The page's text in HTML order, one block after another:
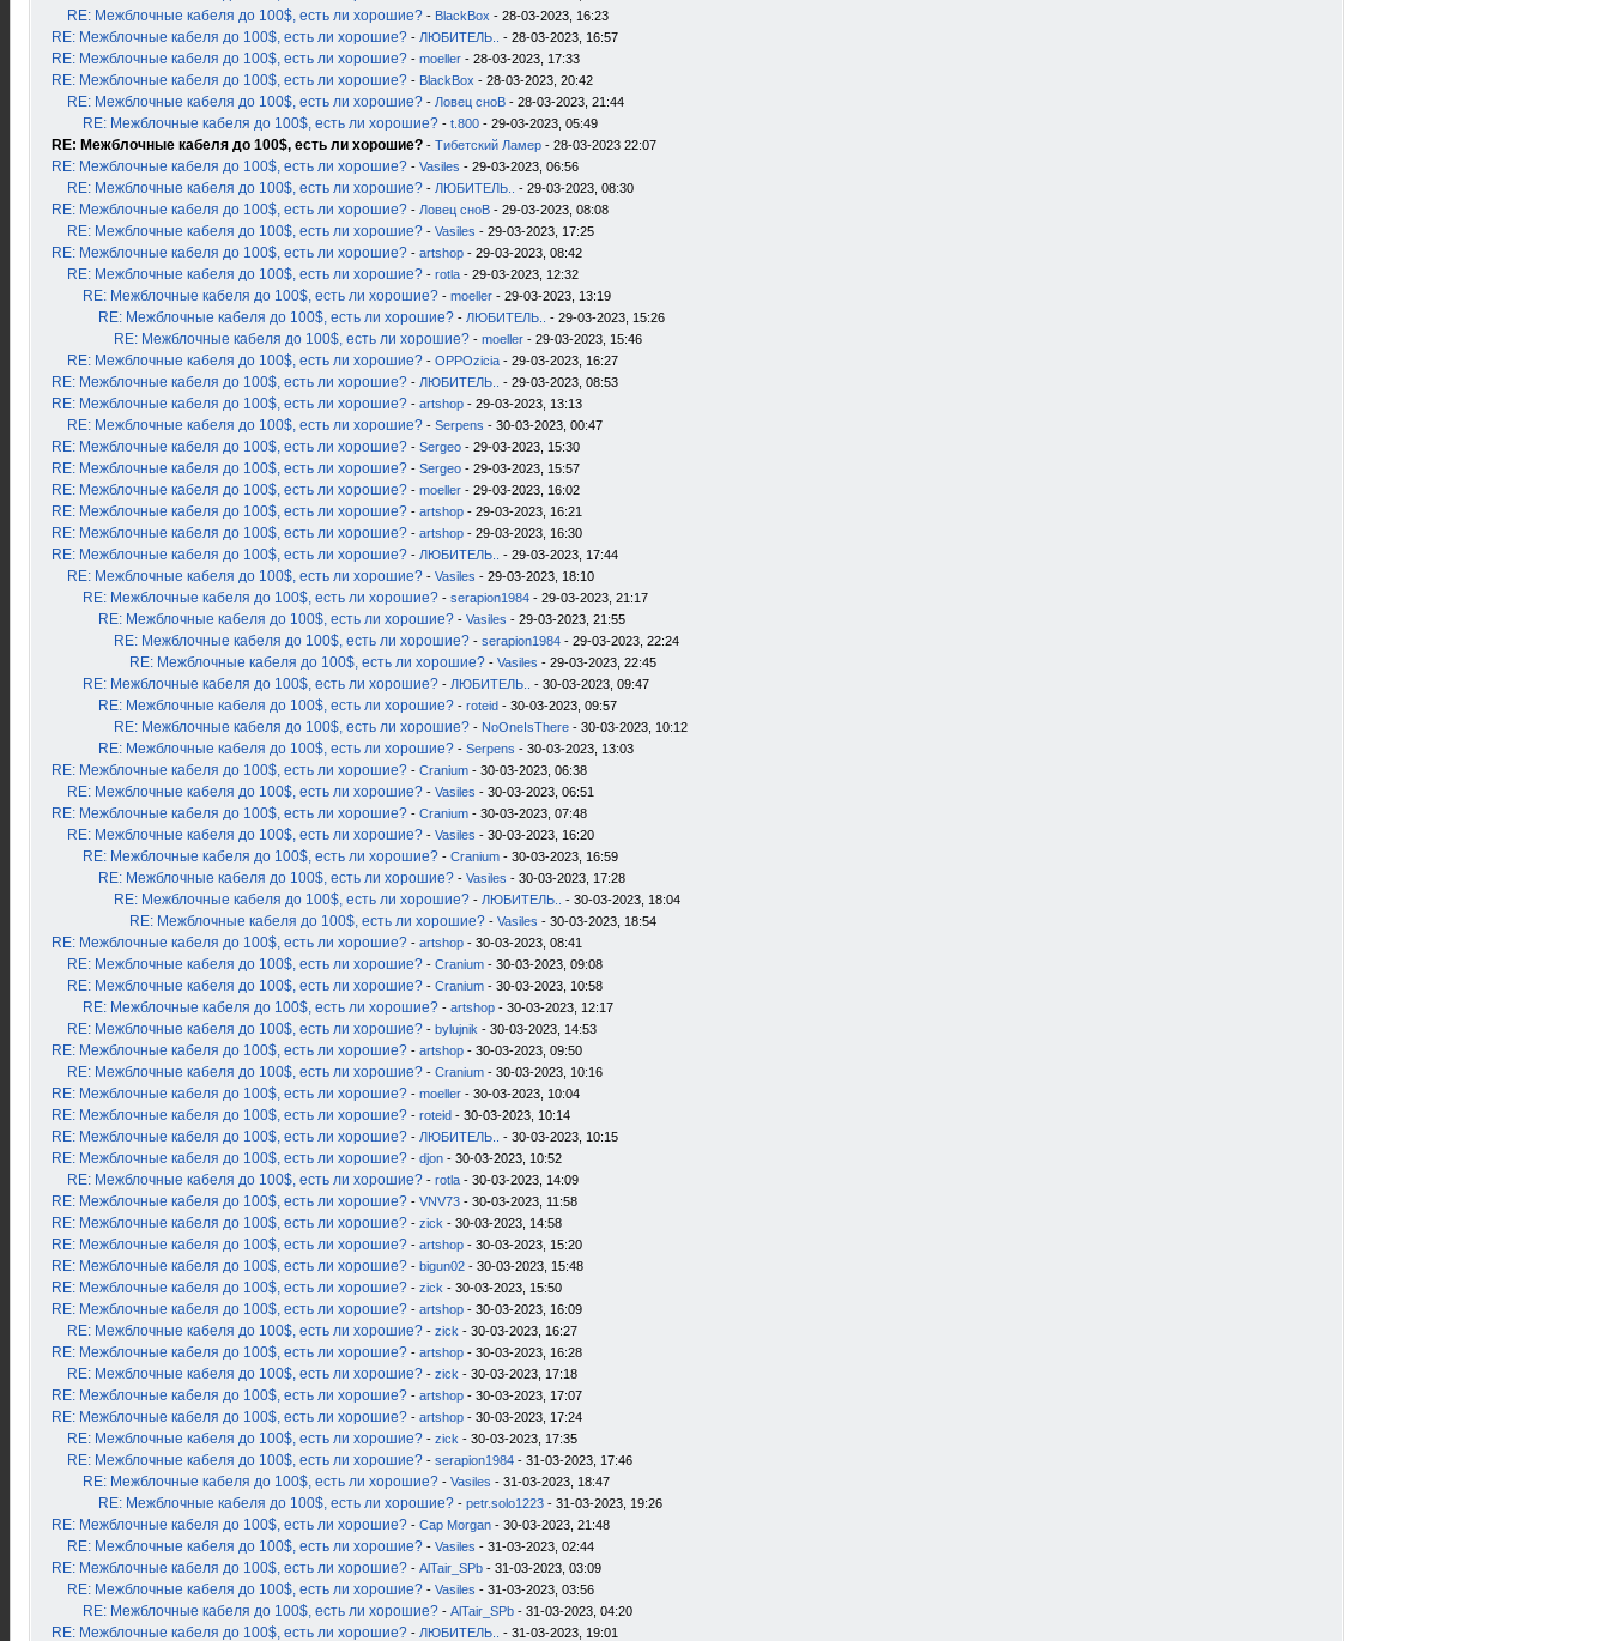
RE: Межблочные кабеля до 100$, есть ли хорошие? - BlackBox - 28-03-2023, 16:23
RE: Межблочные кабеля до 100$, есть ли хорошие? - ЛЮБИТЕЛЬ.. - 28-03-2023, 16:57
RE: Межблочные кабеля до 100$, есть ли хорошие? - moeller - 28-03-2023, 17:33
RE: Межблочные кабеля до 100$, есть ли хорошие? - BlackBox - 28-03-2023, 20:42
RE: Межблочные кабеля до 100$, есть ли хорошие? - Ловец сноВ - 28-03-2023, 21:44
RE: Межблочные кабеля до 100$, есть ли хорошие? - t.800 - 29-03-2023, 05:49
RE: Межблочные кабеля до 100$, есть ли хорошие? - Тибетский Ламер - 28-03-2023 22:07
RE: Межблочные кабеля до 100$, есть ли хорошие? - Vasiles - 29-03-2023, 06:56
RE: Межблочные кабеля до 100$, есть ли хорошие? - ЛЮБИТЕЛЬ.. - 29-03-2023, 08:30
RE: Межблочные кабеля до 100$, есть ли хорошие? - Ловец сноВ - 29-03-2023, 08:08
RE: Межблочные кабеля до 100$, есть ли хорошие? - Vasiles - 29-03-2023, 17:25
RE: Межблочные кабеля до 100$, есть ли хорошие? - artshop - 29-03-2023, 08:42
RE: Межблочные кабеля до 100$, есть ли хорошие? - rotla - 29-03-2023, 12:32
RE: Межблочные кабеля до 100$, есть ли хорошие? - moeller - 29-03-2023, 13:19
RE: Межблочные кабеля до 100$, есть ли хорошие? - ЛЮБИТЕЛЬ.. - 29-03-2023, 15:26
RE: Межблочные кабеля до 100$, есть ли хорошие? - moeller - 29-03-2023, 15:46
RE: Межблочные кабеля до 100$, есть ли хорошие? - OPPOzicia - 29-03-2023, 16:27
RE: Межблочные кабеля до 100$, есть ли хорошие? - ЛЮБИТЕЛЬ.. - 29-03-2023, 08:53
RE: Межблочные кабеля до 100$, есть ли хорошие? - artshop - 29-03-2023, 13:13
RE: Межблочные кабеля до 100$, есть ли хорошие? - Serpens - 30-03-2023, 00:47
RE: Межблочные кабеля до 100$, есть ли хорошие? - Sergeo - 29-03-2023, 15:30
RE: Межблочные кабеля до 100$, есть ли хорошие? - Sergeo - 29-03-2023, 15:57
RE: Межблочные кабеля до 100$, есть ли хорошие? - moeller - 29-03-2023, 16:02
RE: Межблочные кабеля до 100$, есть ли хорошие? - artshop - 29-03-2023, 16:21
RE: Межблочные кабеля до 100$, есть ли хорошие? - artshop - 29-03-2023, 16:30
RE: Межблочные кабеля до 100$, есть ли хорошие? - ЛЮБИТЕЛЬ.. - 29-03-2023, 17:44
RE: Межблочные кабеля до 100$, есть ли хорошие? - Vasiles - 29-03-2023, 18:10
RE: Межблочные кабеля до 100$, есть ли хорошие? - serapion1984 - 29-03-2023, 21:17
RE: Межблочные кабеля до 100$, есть ли хорошие? - Vasiles - 29-03-2023, 21:55
RE: Межблочные кабеля до 100$, есть ли хорошие? - serapion1984 - 29-03-2023, 22:24
RE: Межблочные кабеля до 100$, есть ли хорошие? - Vasiles - 29-03-2023, 22:45
RE: Межблочные кабеля до 100$, есть ли хорошие? - ЛЮБИТЕЛЬ.. - 30-03-2023, 09:47
RE: Межблочные кабеля до 100$, есть ли хорошие? - roteid - 30-03-2023, 09:57
RE: Межблочные кабеля до 100$, есть ли хорошие? - NoOneIsThere - 30-03-2023, 10:12
RE: Межблочные кабеля до 100$, есть ли хорошие? - Serpens - 30-03-2023, 13:03
RE: Межблочные кабеля до 100$, есть ли хорошие? - Cranium - 30-03-2023, 06:38
RE: Межблочные кабеля до 100$, есть ли хорошие? - Vasiles - 30-03-2023, 06:51
RE: Межблочные кабеля до 100$, есть ли хорошие? - Cranium - 30-03-2023, 07:48
RE: Межблочные кабеля до 100$, есть ли хорошие? - Vasiles - 30-03-2023, 16:20
RE: Межблочные кабеля до 100$, есть ли хорошие? - Cranium - 30-03-2023, 16:59
RE: Межблочные кабеля до 100$, есть ли хорошие? - Vasiles - 30-03-2023, 17:28
RE: Межблочные кабеля до 100$, есть ли хорошие? - ЛЮБИТЕЛЬ.. - 30-03-2023, 18:04
RE: Межблочные кабеля до 100$, есть ли хорошие? - Vasiles - 30-03-2023, 18:54
RE: Межблочные кабеля до 100$, есть ли хорошие? - artshop - 30-03-2023, 08:41
RE: Межблочные кабеля до 100$, есть ли хорошие? - Cranium - 30-03-2023, 09:08
RE: Межблочные кабеля до 100$, есть ли хорошие? - Cranium - 30-03-2023, 10:58
RE: Межблочные кабеля до 100$, есть ли хорошие? - artshop - 30-03-2023, 12:17
RE: Межблочные кабеля до 100$, есть ли хорошие? - bylujnik - 30-03-2023, 14:53
RE: Межблочные кабеля до 100$, есть ли хорошие? - artshop - 30-03-2023, 09:50
RE: Межблочные кабеля до 100$, есть ли хорошие? - Cranium - 30-03-2023, 10:16
RE: Межблочные кабеля до 100$, есть ли хорошие? - moeller - 30-03-2023, 10:04
RE: Межблочные кабеля до 100$, есть ли хорошие? - roteid - 30-03-2023, 10:14
RE: Межблочные кабеля до 100$, есть ли хорошие? - ЛЮБИТЕЛЬ.. - 30-03-2023, 10:15
RE: Межблочные кабеля до 100$, есть ли хорошие? - djon - 30-03-2023, 10:52
RE: Межблочные кабеля до 100$, есть ли хорошие? - rotla - 30-03-2023, 14:09
RE: Межблочные кабеля до 100$, есть ли хорошие? - VNV73 - 30-03-2023, 11:58
RE: Межблочные кабеля до 100$, есть ли хорошие? - zick - 30-03-2023, 14:58
RE: Межблочные кабеля до 100$, есть ли хорошие? - artshop - 30-03-2023, 15:20
RE: Межблочные кабеля до 100$, есть ли хорошие? - bigun02 - 30-03-2023, 15:48
RE: Межблочные кабеля до 100$, есть ли хорошие? - zick - 30-03-2023, 15:50
RE: Межблочные кабеля до 100$, есть ли хорошие? - artshop - 30-03-2023, 16:09
RE: Межблочные кабеля до 100$, есть ли хорошие? - zick - 30-03-2023, 16:27
RE: Межблочные кабеля до 100$, есть ли хорошие? - artshop - 30-03-2023, 16:28
RE: Межблочные кабеля до 100$, есть ли хорошие? - zick - 30-03-2023, 17:18
RE: Межблочные кабеля до 100$, есть ли хорошие? - artshop - 30-03-2023, 17:07
RE: Межблочные кабеля до 100$, есть ли хорошие? - artshop - 30-03-2023, 17:24
RE: Межблочные кабеля до 100$, есть ли хорошие? - zick - 30-03-2023, 17:35
RE: Межблочные кабеля до 100$, есть ли хорошие? - serapion1984 - 31-03-2023, 17:46
RE: Межблочные кабеля до 100$, есть ли хорошие? - Vasiles - 31-03-2023, 18:47
RE: Межблочные кабеля до 100$, есть ли хорошие? - petr.solo1223 - 31-03-2023, 19:26
RE: Межблочные кабеля до 100$, есть ли хорошие? - Cap Morgan - 30-03-2023, 21:48
RE: Межблочные кабеля до 100$, есть ли хорошие? - Vasiles - 31-03-2023, 02:44
RE: Межблочные кабеля до 100$, есть ли хорошие? - AlTair_SPb - 31-03-2023, 03:09
RE: Межблочные кабеля до 100$, есть ли хорошие? - Vasiles - 31-03-2023, 03:56
RE: Межблочные кабеля до 100$, есть ли хорошие? - AlTair_SPb - 31-03-2023, 04:20
RE: Межблочные кабеля до 100$, есть ли хорошие? - ЛЮБИТЕЛЬ.. - 31-03-2023, 19:01